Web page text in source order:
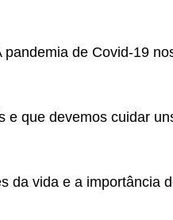
de Covid-19
e que devemos cuidar
da vida e a importância